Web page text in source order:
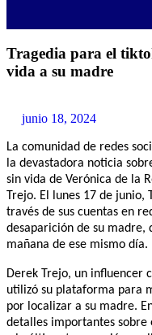
Tragedia para el
vida a su madre
junio 18, 2024
La comunidad de redes
la devastadora noticia
sin vida de Verónica de la
Trejo. El lunes 17 de junio,
través de sus cuentas en
desaparición de su madre,
mañana de ese mismo día.
Derek Trejo, un influencer
utilizó su plataforma para
por localizar a su madre.
detalles importantes sobre